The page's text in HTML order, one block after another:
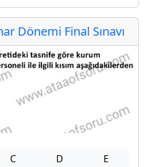
Dönemi Final Sınavı
C D E